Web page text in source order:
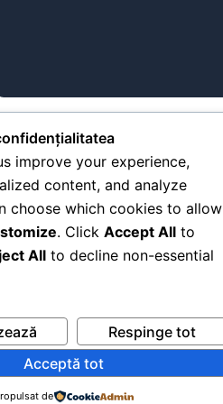
Leu
improve your experience,
content, and analyze
choose which cookies to allow
. Click Accept All to
All to decline non-essential
Respinge tot
Acceptă tot
de